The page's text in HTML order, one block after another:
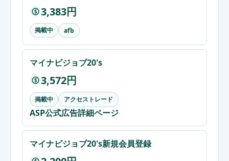
$ 3,383円
掲載中 afb
マイナビジョブ20's
$ 3,572円
掲載中 アクセストレード
ASP公式広告詳細ページ
マイナビジョブ20's新規会員登録